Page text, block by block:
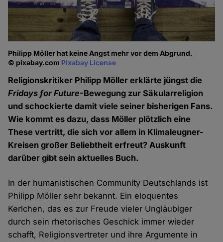
Philipp Möller hat keine Angst mehr vor dem Abgrund.
© pixabay.com Pixabay License
Religionskritiker Philipp Möller erklärte jüngst die
Fridays for Future-Bewegung zur Säkularreligion
und schockierte damit viele seiner bisherigen Fans.
Wie kommt es dazu, dass Möller plötzlich eine
These vertritt, die sich vor allem in Klimaleugner-
Kreisen großer Beliebtheit erfreut? Auskunft
darüber gibt sein aktuelles Buch.
In der humanistischen Community Deutschlands ist
Philipp Möller sehr bekannt. Ein eloquentes
Kerlchen, das es zur Freude vieler Ungläubiger
durch sein rhetorisches Geschick immer wieder
schafft, Religionsvertreter und ihre Argumente in